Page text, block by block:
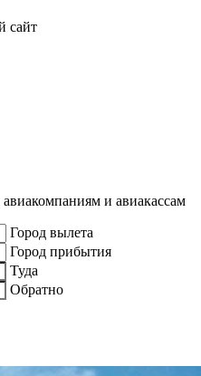
сайт
и авиакассам
Город вылета
Город прибытия
Туда
Обратно